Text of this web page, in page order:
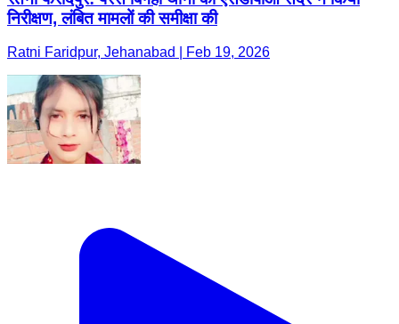
निरीक्षण, लंबित मामलों की समीक्षा की
Ratni Faridpur, Jehanabad | Feb 19, 2026